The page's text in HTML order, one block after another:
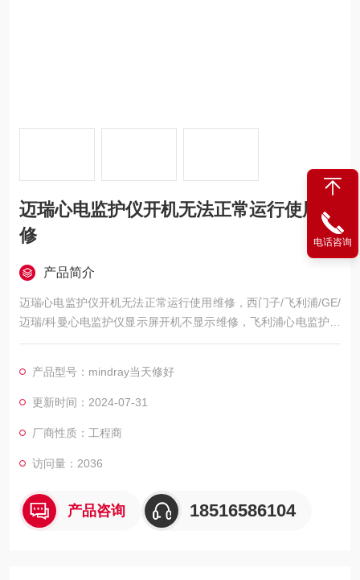
迈瑞心电监护仪开机无法正常运行使用维
修
产品简介
迈瑞心电监护仪开机无法正常运行使用维修，西门子/飞利浦/GE/
迈瑞/科曼心电监护仪显示屏开机不显示维修，飞利浦心电监护仪
开机屏幕黑屏不亮维修，飞利浦心电监护仪开机屏幕显示白屏/花
浦心电监护仪心电图波行杂乱维修，屏幕显示的呼吸波行弱/呼吸
信号弱维修，飞利浦心电监护仪心电扫描基线漂移/漂触显示屏区
产品型号：mindray当天修好
更新时间：2024-07-31
厂商性质：工程商
访问量：2036
产品咨询 18516586104
电话咨询